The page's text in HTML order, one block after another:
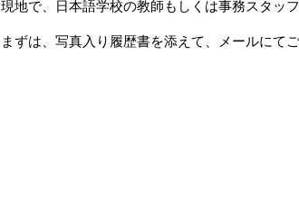
現地で、日本語学校の教師もしくは事務スタッ
まずは、写真入り履歴書を添えて、メールにて